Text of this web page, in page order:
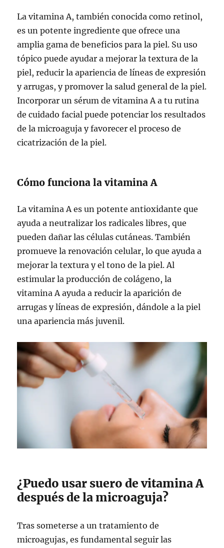
La vitamina A, también conocida como retinol,
es un potente ingrediente que ofrece una
amplia gama de beneficios para la piel. Su uso
tópico puede ayudar a mejorar la textura de la
piel, reducir la apariencia de líneas de expresión
y arrugas, y promover la salud general de la piel.
Incorporar un sérum de vitamina A a tu rutina
de cuidado facial puede potenciar los resultados
de la microaguja y favorecer el proceso de
cicatrización de la piel.
Cómo funciona la vitamina A
La vitamina A es un potente antioxidante que
ayuda a neutralizar los radicales libres, que
pueden dañar las células cutáneas. También
promueve la renovación celular, lo que ayuda a
mejorar la textura y el tono de la piel. Al
estimular la producción de colágeno, la
vitamina A ayuda a reducir la aparición de
arrugas y líneas de expresión, dándole a la piel
una apariencia más juvenil.
¿Puedo usar suero de vitamina A
después de la microaguja?
Tras someterse a un tratamiento de
microagujas, es fundamental seguir las